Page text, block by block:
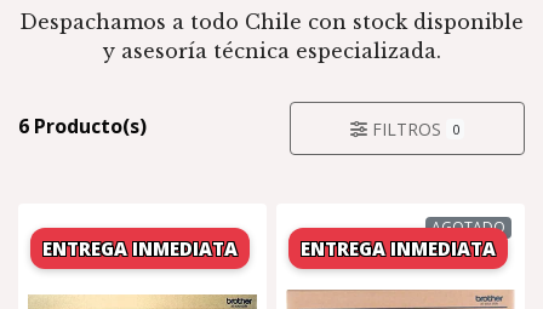
Despachamos a todo Chile con stock disponible
y asesoría técnica especializada.
6 Producto(s) FILTROS 0
AGOTADO